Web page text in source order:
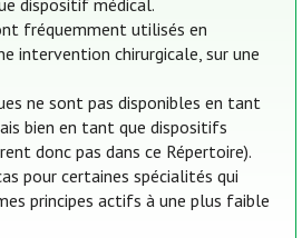
dispositif médical.
fréquemment utilisés en
intervention chirurgicale, sur une
ne sont pas disponibles en tant
bien en tant que dispositifs
donc pas dans ce Répertoire).
pour certaines spécialités qui
principes actifs à une plus faible